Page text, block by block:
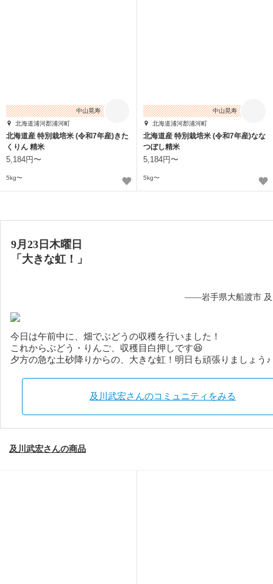
中山晃寿
北海道浦河郡浦河町
北海道産 特別栽培米 (令和7年産)きた
くりん 精米
5,184円〜
5kg〜
中山晃寿
北海道浦河郡浦河町
北海道産 特別栽培米 (令和7年産)なな
つぼし精米
5,184円〜
5kg〜
9月23日木曜日
「大きな虹！」
——岩手県大船渡市 及
今日は午前中に、畑でぶどうの収穫を行いました！
これからぶどう・りんご、収穫目白押しです😆
夕方の急な土砂降りからの、大きな虹！明日も頑張りましょう♪
及川武宏さんのコミュニティをみる
及川武宏さんの商品